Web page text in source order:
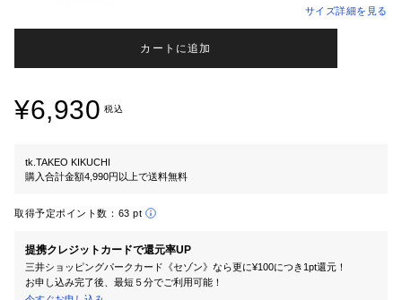
サイズ詳細を見る
カートに追加
¥6,930 税込
tk.TAKEO KIKUCHI
購入合計金額4,990円以上で送料無料
取得予定ポイント数： 63 pt
提携クレジットカードで還元率UP
三井ショッピングパークカード《セゾン》なら更に¥100につき1pt還元！
お申し込み完了後、最短５分でご利用可能！